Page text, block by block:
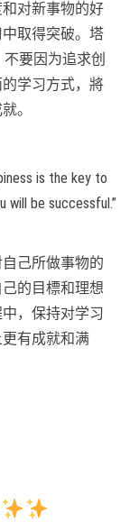
对新事物的好
取得突破。塔
要因为追求创
学习方式，將
。
is the key to
will be successful.”
己所做事物的
的目標和理想
，保持对学习
有成就和满